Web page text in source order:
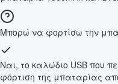
Μπορώ να φορτίσω την
Ναι, το καλώδιο USB που
φόρτιση της μπαταρίας